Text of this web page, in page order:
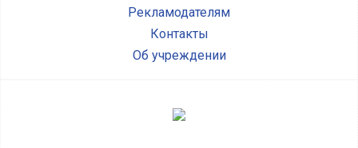
Рекламодателям
Контакты
Об учреждении